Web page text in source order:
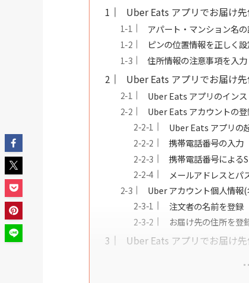
Uber Eats アプリでお届け
アパート・マンション名
ピンの位置情報を正しく設
住所情報の注意事項を入力
Uber Eats アプリでお届け
Uber Eats アプリのイン
Uber Eats アカウントの
Uber Eats アプリの
携帯電話番号の入力
携帯電話番号による
メールアドレスとパ
Uber アカウント個人情報
注文者の名前を登録
お届け先の住所を登
Uber Eats アプリでお届け